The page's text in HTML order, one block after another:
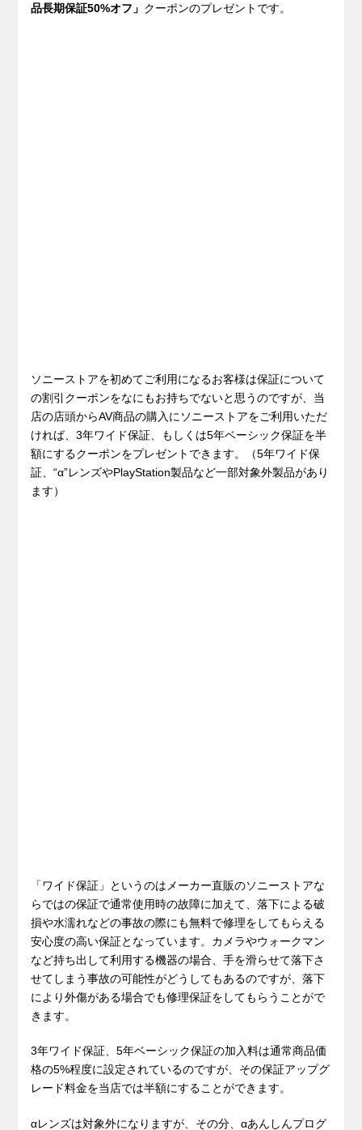
品長期保証50%オフ」 クーポンのプレゼントです。
ソニーストアを初めてご利用になるお客様は保証について
の割引クーポンをなにもお持ちでないと思うのですが、当
店の店頭からAV商品の購入にソニーストアをご利用いただ
ければ、3年ワイド保証、もしくは5年ベーシック保証を半
額にするクーポンをプレゼントできます。（5年ワイド保
証、“α”レンズやPlayStation製品など一部対象外製品があり
ます）
「ワイド保証」というのはメーカー直販のソニーストアな
らではの保証で通常使用時の故障に加えて、落下による破
損や水濡れなどの事故の際にも無料で修理をしてもらえる
安心度の高い保証となっています。カメラやウォークマン
など持ち出して利用する機器の場合、手を滑らせて落下さ
せてしまう事故の可能性がどうしてもあるのですが、落下
により外傷がある場合でも修理保証をしてもらうことがで
きます。
3年ワイド保証、5年ベーシック保証の加入料は通常商品価
格の5%程度に設定されているのですが、その保証アップグ
レード料金を当店では半額にすることができます。
αレンズは対象外になりますが、その分、αあんしんプログ